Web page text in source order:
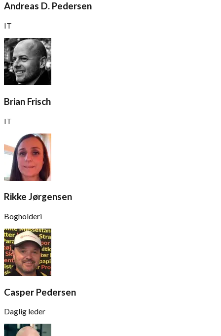
Andreas D. Pedersen
IT
Brian Frisch
IT
Rikke Jørgensen
Bogholderi
Casper Pedersen
Daglig leder